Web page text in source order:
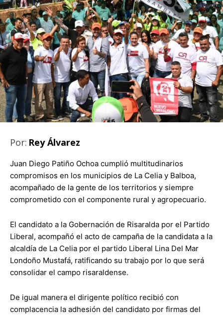
Por: Rey Álvarez
Juan Diego Patiño Ochoa cumplió multitudinarios
compromisos en los municipios de La Celia y Balboa,
acompañado de la gente de los territorios y siempre
comprometido con el componente rural y agropecuario.
El candidato a la Gobernación de Risaralda por el Partido
Liberal, acompañó el acto de campaña de la candidata a la
alcaldía de La Celia por el partido Liberal Lina Del Mar
Londoño Mustafá, ratificando su trabajo por lo que será
consolidar el campo risaraldense.
De igual manera el dirigente político recibió con
complacencia la adhesión del candidato por firmas del